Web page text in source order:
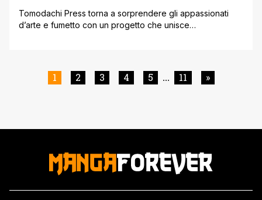
Tomodachi Press torna a sorprendere gli appassionati
d’arte e fumetto con un progetto che unisce
a un tema specifico. Ogni volume ha la sua numerazione
progressiva, così [']
1 2 3 4 5 ... 11 »